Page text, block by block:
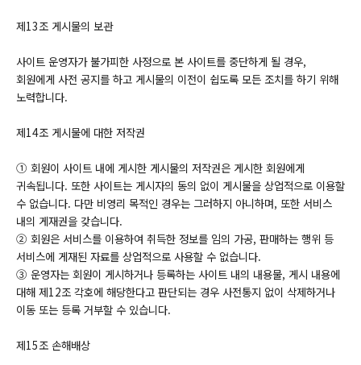
제13조 게시물의 보관
사이트 운영자가 불가피한 사정으로 본 사이트를 중단하게 될 경우,
회원에게 사전 공지를 하고 게시물의 이전이 쉽도록 모든 조치를 하기 위해
노력합니다.
제14조 게시물에 대한 저작권
① 회원이 사이트 내에 게시한 게시물의 저작권은 게시한 회원에게
귀속됩니다. 또한 사이트는 게시자의 동의 없이 게시물을 상업적으로 이용할
수 없습니다. 다만 비영리 목적인 경우는 그러하지 아니하며, 또한 서비스
내의 게재권을 갖습니다.
② 회원은 서비스를 이용하여 취득한 정보를 임의 가공, 판매하는 행위 등
서비스에 게재된 자료를 상업적으로 사용할 수 없습니다.
③ 운영자는 회원이 게시하거나 등록하는 사이트 내의 내용물, 게시 내용에
대해 제12조 각호에 해당한다고 판단되는 경우 사전통지 없이 삭제하거나
이동 또는 등록 거부할 수 있습니다.
제15조 손해배상